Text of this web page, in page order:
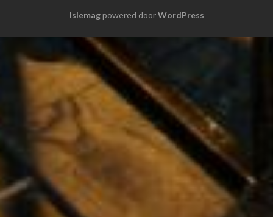
Islemagpowered doorWordPress